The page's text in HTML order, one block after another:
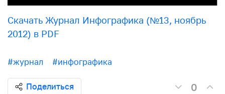
Скачать Журнал Инфографика (№13, ноябрь
2012) в PDF
#журнал #инфографика
Поделиться 0